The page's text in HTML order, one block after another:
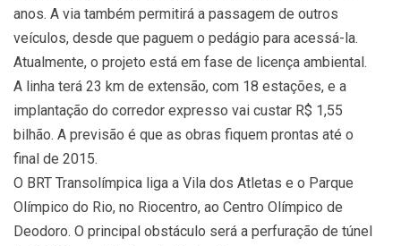
anos. A via também permitirá a passagem de outros
veículos, desde que paguem o pedágio para acessá-la.
Atualmente, o projeto está em fase de licença ambiental.
A linha terá 23 km de extensão, com 18 estações, e a
implantação do corredor expresso vai custar R$ 1,55
bilhão. A previsão é que as obras fiquem prontas até o
final de 2015.
O BRT Transolímpica liga a Vila dos Atletas e o Parque
Olímpico do Rio, no Riocentro, ao Centro Olímpico de
Deodoro. O principal obstáculo será a perfuração de túnel